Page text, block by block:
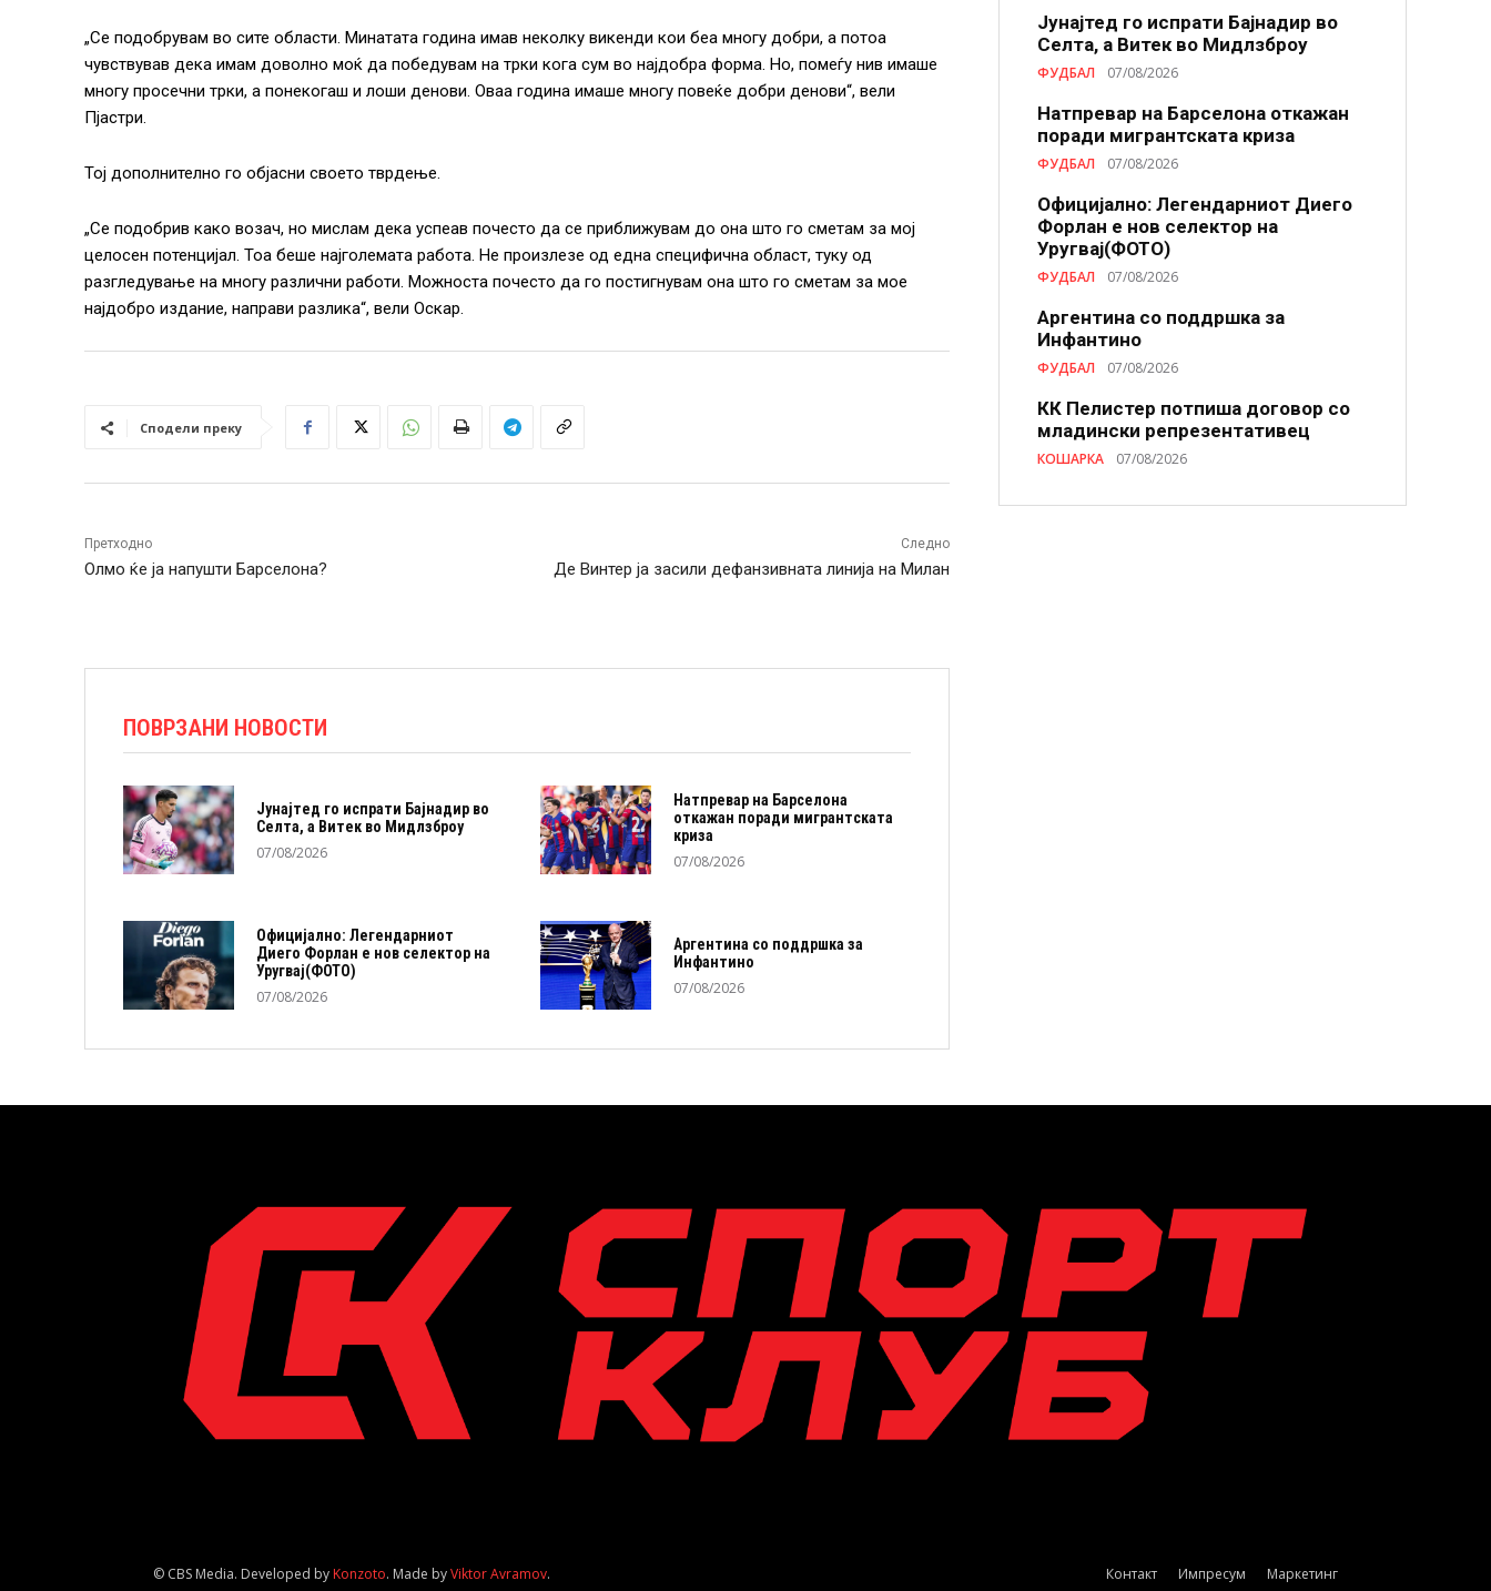
„Се подобрувам во сите области. Минатата година имав неколку викенди кои беа многу добри, а потоа
чувствував дека имам доволно моќ да победувам на трки кога сум во најдобра форма. Но, помеѓу нив имаше
многу просечни трки, а понекогаш и лоши денови. Оваа година имаше многу повеќе добри денови“, вели
Пјастри.
Тој дополнително го објасни своето тврдење.
„Се подобрив како возач, но мислам дека успеав почесто да се приближувам до она што го сметам за мој
целосен потенцијал. Тоа беше најголемата работа. Не произлезе од една специфична област, туку од
разгледување на многу различни работи. Можноста почесто да го постигнувам она што го сметам за мое
најдобро издание, направи разлика“, вели Оскар.
Сподели преку
Претходно
Олмо ќе ја напушти Барселона?
Следно
Де Винтер ја засили дефанзивната линија на Милан
ПОВРЗАНИ НОВОСТИ
Јунајтед го испрати Бајнадир во
Селта, а Витек во Мидлзброу
07/08/2026
Натпревар на Барселона
откажан поради мигрантската
криза
07/08/2026
Официјално: Легендарниот
Диего Форлан е нов селектор на
Уругвај(ФОТО)
07/08/2026
Аргентина со поддршка за
Инфантино
07/08/2026
Јунајтед го испрати Бајнадир во
Селта, а Витек во Мидлзброу
ФУДБАЛ 07/08/2026
Натпревар на Барселона откажан
поради мигрантската криза
ФУДБАЛ 07/08/2026
Официјално: Легендарниот Диего
Форлан е нов селектор на
Уругвај(ФОТО)
ФУДБАЛ 07/08/2026
Аргентина со поддршка за
Инфантино
ФУДБАЛ 07/08/2026
КК Пелистер потпиша договор со
младински репрезентативец
КОШАРКА 07/08/2026
Контакт Импресум Маркетинг
© CBS Media. Developed byKonzoto. Made byViktor Avramov.